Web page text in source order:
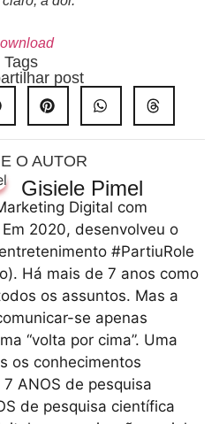
Tags
post
O AUTOR
Gisiele Pimel
Digital com
2020, desenvolveu o
#PartiuRole
Há mais de 7 anos como
os assuntos. Mas a
se apenas
“volta por cima”. Uma
os conhecimentos
ANOS de pesquisa
de pesquisa científica